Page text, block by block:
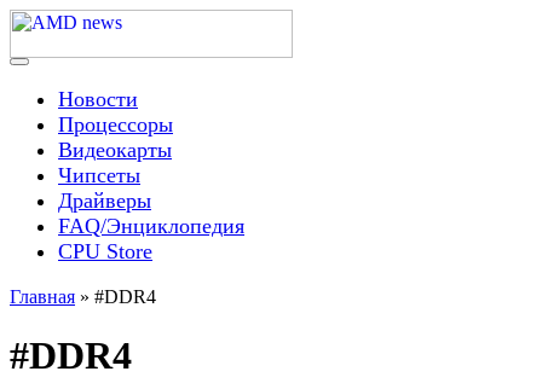
Skip
content
AMD news
Menu
Новости
Процессоры
Видеокарты
Чипсеты
Драйверы
FAQ/Энциклопедия
CPU Store
Главная » #DDR4
#DDR4